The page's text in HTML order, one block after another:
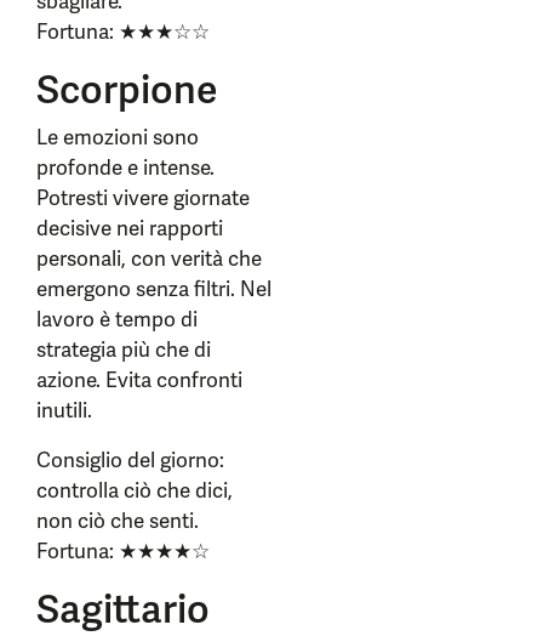
Fortuna: ★★★☆☆
Scorpione
Le emozioni sono
profonde e intense.
Potresti vivere giornate
decisive nei rapporti
personali, con verità che
emergono senza filtri. Nel
lavoro è tempo di
strategia più che di
azione. Evita confronti
inutili.
Consiglio del giorno:
controlla ciò che dici,
non ciò che senti.
Fortuna: ★★★★☆
Sagittario